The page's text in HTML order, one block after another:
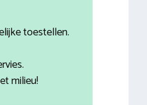
toestellen.
milieu!